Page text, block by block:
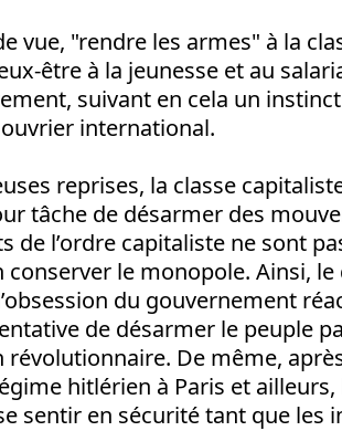
vue, "rendre les armes" à la
être à la jeunesse et au
suivant en cela un
international.
reprises, la classe
tâche de désarmer des
de l’ordre capitaliste ne sont
conserver le monopole. Ainsi,
du gouvernement
de désarmer le peuple
révolutionnaire. De même,
hitlérien à Paris et
sentir en sécurité tant que les